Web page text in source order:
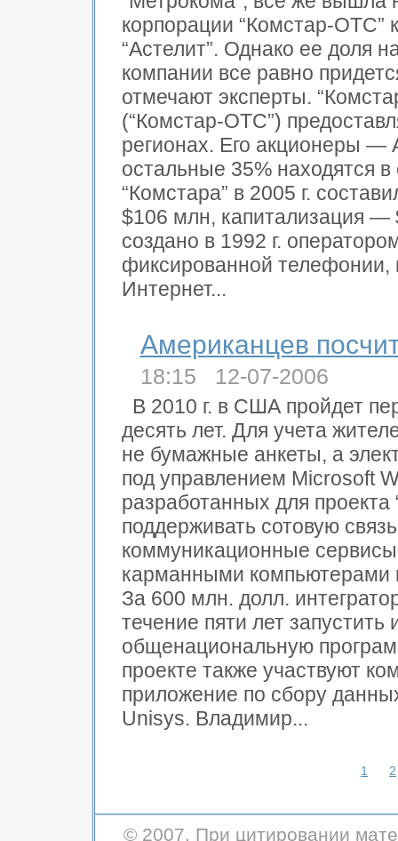
корпорации “Комстар-ОТС”
“Астелит”. Однако ее доля
компании все равно
отмечают эксперты.
(“Комстар-ОТС”)
регионах. Его акционеры
остальные 35% находятся
“Комстара” в 2005 г.
$106 млн, капитализация
создано в 1992 г.
фиксированной телефонии,
Интернет...
Американцев
18:15 12-07-2006
В 2010 г. в США пройдет
десять лет. Для учета
не бумажные анкеты, а
под управлением Microsoft
разработанных для
поддерживать сотовую
коммуникационные
карманными компьютерами
За 600 млн. долл.
течение пяти лет запустить
общенациональную
проекте также участвуют
приложение по сбору
Unisys. Владимир...
1 2
© 2007. При цитировании